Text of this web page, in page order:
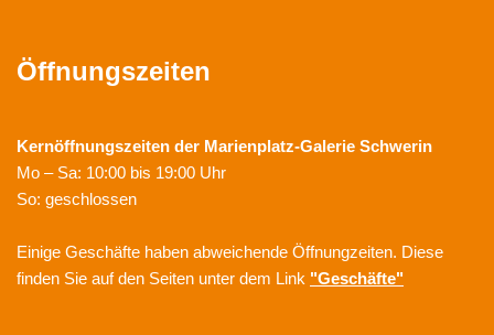
Öffnungszeiten
Kernöffnungszeiten der Marienplatz-Galerie Schwerin
Mo – Sa: 10:00 bis 19:00 Uhr
So: geschlossen
Einige Geschäfte haben abweichende Öffnungzeiten. Diese
finden Sie auf den Seiten unter dem Link "Geschäfte"